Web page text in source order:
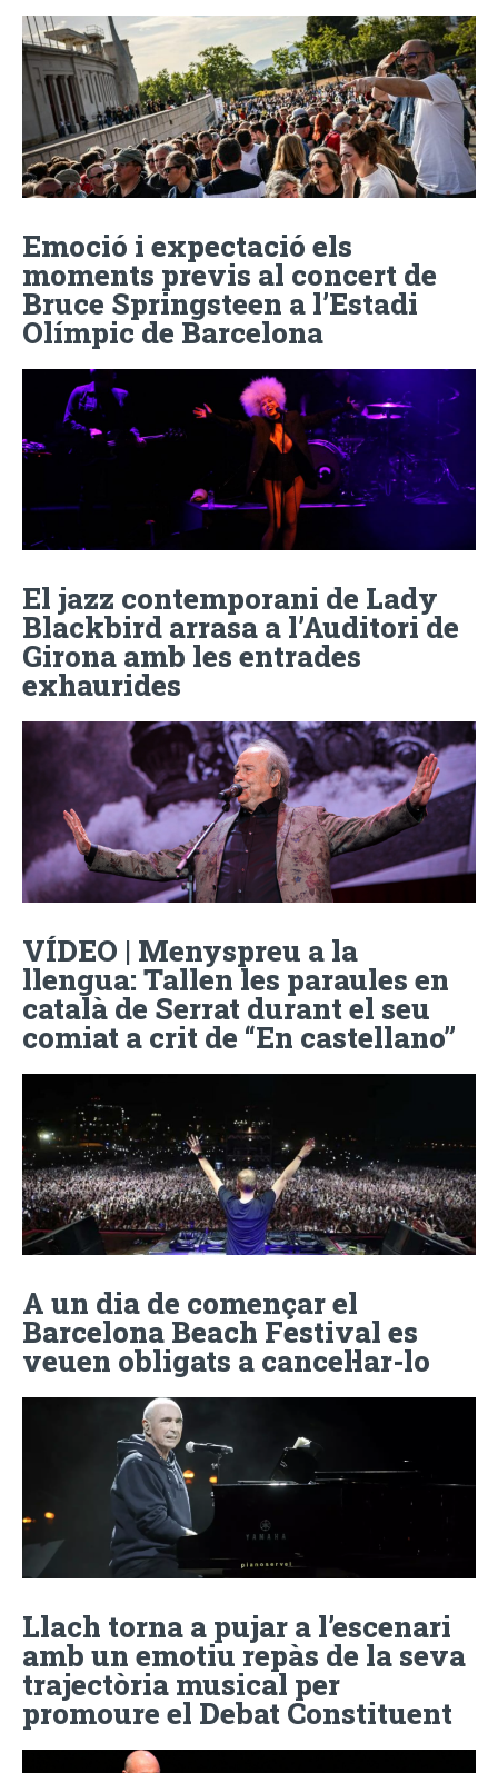
Emoció i expectació els
moments previs al concert de
Bruce Springsteen a l’Estadi
Olímpic de Barcelona
El jazz contemporani de Lady
Blackbird arrasa a l’Auditori de
Girona amb les entrades
exhaurides
VÍDEO | Menyspreu a la
llengua: Tallen les paraules en
català de Serrat durant el seu
comiat a crit de “En castellano”
A un dia de començar el
Barcelona Beach Festival es
veuen obligats a cancel·lar-lo
Llach torna a pujar a l’escenari
amb un emotiu repàs de la seva
trajectòria musical per
promoure el Debat Constituent